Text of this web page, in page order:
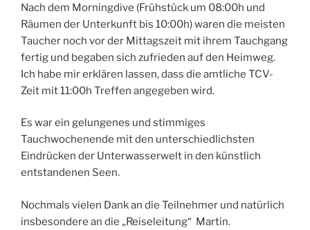
Nach dem Morningdive (Frühstück um 08:00h und
Räumen der Unterkunft bis 10:00h) waren die meisten
Taucher noch vor der Mittagszeit mit ihrem Tauchgang
fertig und begaben sich zufrieden auf den Heimweg.
Ich habe mir erklären lassen, dass die amtliche TCV-
Zeit mit 11:00h Treffen angegeben wird.
Es war ein gelungenes und stimmiges
Tauchwochenende mit den unterschiedlichsten
Eindrücken der Unterwasserwelt in den künstlich
entstandenen Seen.
Nochmals vielen Dank an die Teilnehmer und natürlich
insbesondere an die „Reiseleitung“ Martin.